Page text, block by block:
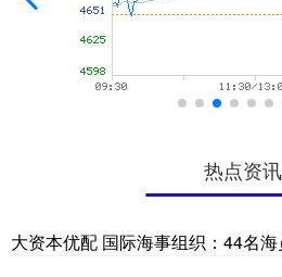
热点资讯
大资本优配 国际海事组织：44名